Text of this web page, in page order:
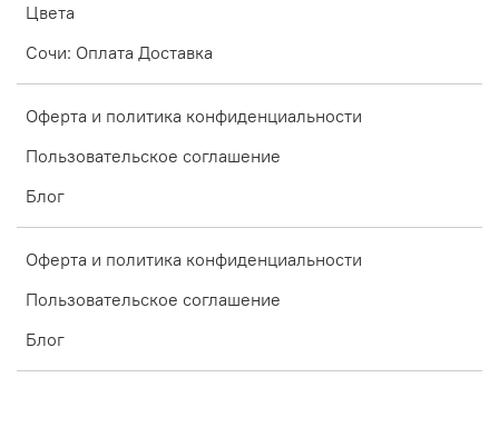
Цвета
Сочи: Оплата Доставка
Оферта и политика конфиденциальности
Пользовательское соглашение
Блог
Оферта и политика конфиденциальности
Пользовательское соглашение
Блог